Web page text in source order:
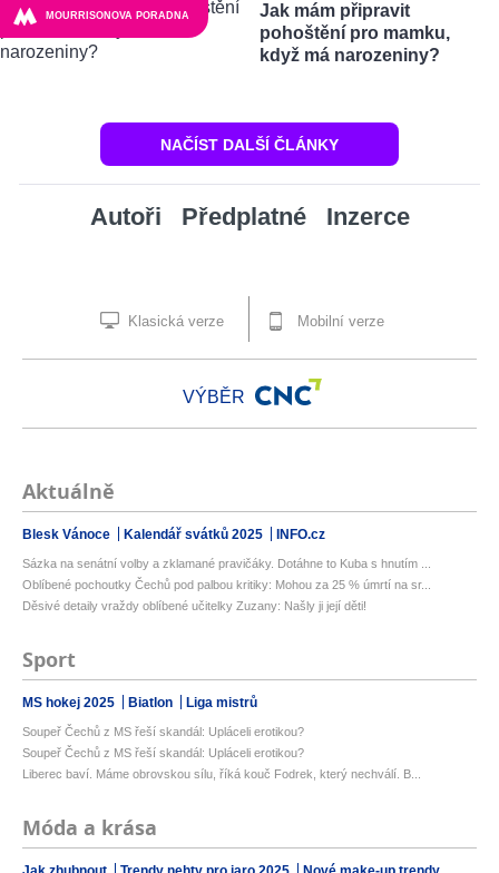
MOURRISONOVA PORADNA
Jak mám připravit
pohoštění pro mamku,
když má narozeniny?
NAČÍST DALŠÍ ČLÁNKY
Autoři Předplatné Inzerce
Klasická verze Mobilní verze
VÝBĚR
Aktuálně
Blesk Vánoce Kalendář svátků 2025 INFO.cz
Sázka na senátní volby a zklamané pravičáky. Dotáhne to Kuba s hnutím ...
Oblíbené pochoutky Čechů pod palbou kritiky: Mohou za 25 % úmrtí na sr...
Děsivé detaily vraždy oblíbené učitelky Zuzany: Našly ji její děti!
Sport
MS hokej 2025 Biatlon Liga mistrů
Soupeř Čechů z MS řeší skandál: Upláceli erotikou?
Soupeř Čechů z MS řeší skandál: Upláceli erotikou?
Liberec baví. Máme obrovskou sílu, říká kouč Fodrek, který nechválí. B...
Móda a krása